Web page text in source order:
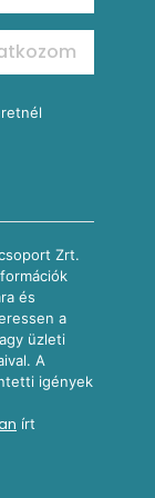
Zrt.
és
a
üzleti
A
igények
írt